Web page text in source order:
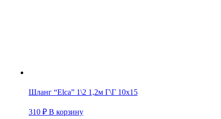
Шланг “Elca” 1\2 1,2м Г\Г 10х15
310 ₽ В корзину